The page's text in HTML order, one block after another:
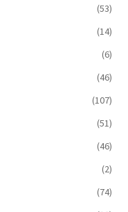
(53)
(14)
(6)
(46)
(107)
(51)
(46)
(2)
(74)